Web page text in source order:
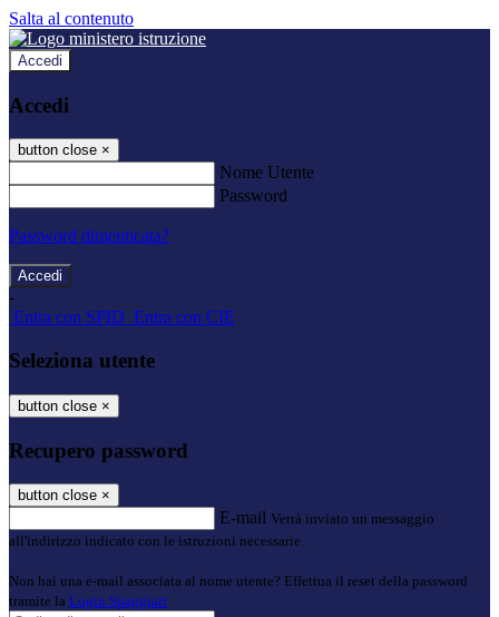
Salta al contenuto
Accedi
Accedi
button close ×
Nome Utente
Password
Password dimenticata?
-
Entra con SPID Entra con CIE
Seleziona utente
button close ×
Recupero password
button close ×
E-mail Verrà inviato un messaggio
all'indirizzo indicato con le istruzioni necessarie.
Non hai una e-mail associata al nome utente? Effettua il reset della password
tramite la Login Spaggiari